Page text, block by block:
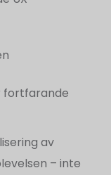
fortfarande
av
– inte